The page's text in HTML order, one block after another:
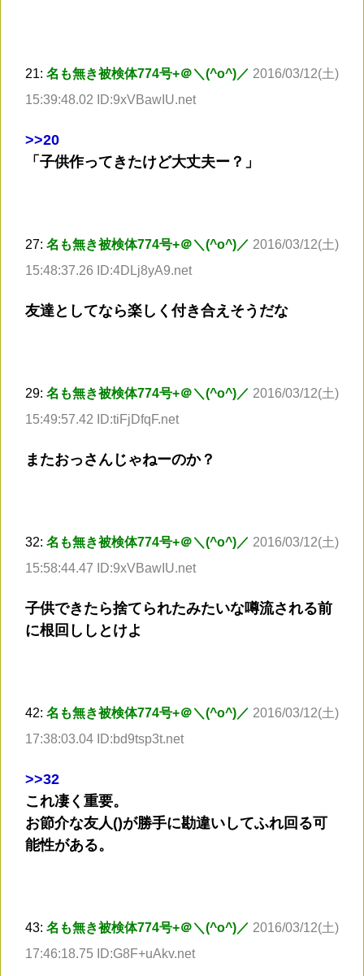
21: 名も無き被検体774号+＠＼(^o^)／ 2016/03/12(土)
15:39:48.02 ID:9xVBawIU.net
>>20
「子供作ってきたけど大丈夫ー？」
27: 名も無き被検体774号+＠＼(^o^)／ 2016/03/12(土)
15:48:37.26 ID:4DLj8yA9.net
友達としてなら楽しく付き合えそうだな
29: 名も無き被検体774号+＠＼(^o^)／ 2016/03/12(土)
15:49:57.42 ID:tiFjDfqF.net
またおっさんじゃねーのか？
32: 名も無き被検体774号+＠＼(^o^)／ 2016/03/12(土)
15:58:44.47 ID:9xVBawIU.net
子供できたら捨てられたみたいな噂流される前
に根回ししとけよ
42: 名も無き被検体774号+＠＼(^o^)／ 2016/03/12(土)
17:38:03.04 ID:bd9tsp3t.net
>>32
これ凄く重要。
お節介な友人()が勝手に勘違いしてふれ回る可
能性がある。
43: 名も無き被検体774号+＠＼(^o^)／ 2016/03/12(土)
17:46:18.75 ID:G8F+uAkv.net